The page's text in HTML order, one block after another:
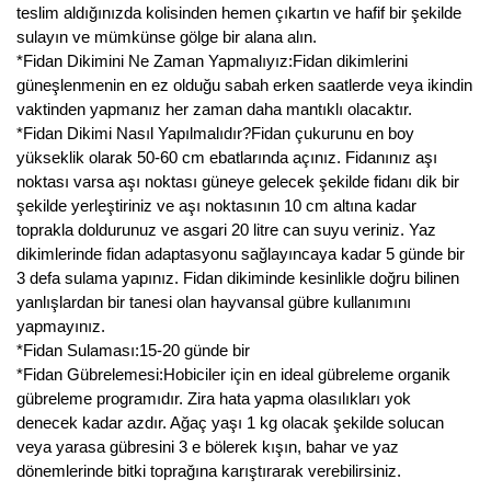
teslim aldığınızda kolisinden hemen çıkartın ve hafif bir şekilde
sulayın ve mümkünse gölge bir alana alın.
*Fidan Dikimini Ne Zaman Yapmalıyız:Fidan dikimlerini
güneşlenmenin en ez olduğu sabah erken saatlerde veya ikindin
vaktinden yapmanız her zaman daha mantıklı olacaktır.
*Fidan Dikimi Nasıl Yapılmalıdır?Fidan çukurunu en boy
yükseklik olarak 50-60 cm ebatlarında açınız. Fidanınız aşı
noktası varsa aşı noktası güneye gelecek şekilde fidanı dik bir
şekilde yerleştiriniz ve aşı noktasının 10 cm altına kadar
toprakla doldurunuz ve asgari 20 litre can suyu veriniz. Yaz
dikimlerinde fidan adaptasyonu sağlayıncaya kadar 5 günde bir
3 defa sulama yapınız. Fidan dikiminde kesinlikle doğru bilinen
yanlışlardan bir tanesi olan hayvansal gübre kullanımını
yapmayınız.
*Fidan Sulaması:15-20 günde bir
*Fidan Gübrelemesi:Hobiciler için en ideal gübreleme organik
gübreleme programıdır. Zira hata yapma olasılıkları yok
denecek kadar azdır. Ağaç yaşı 1 kg olacak şekilde solucan
veya yarasa gübresini 3 e bölerek kışın, bahar ve yaz
dönemlerinde bitki toprağına karıştırarak verebilirsiniz.
Nadir Çeşit Meyveler
Nar Fidanı
Narenciye Fidanları
Nektarin Fidanı
Papaya Fidanı
Pepino Fidanı
Pitaya Fidanı
Şeftali Fidanı
Üzüm Fidanı
Vişne Fidanı